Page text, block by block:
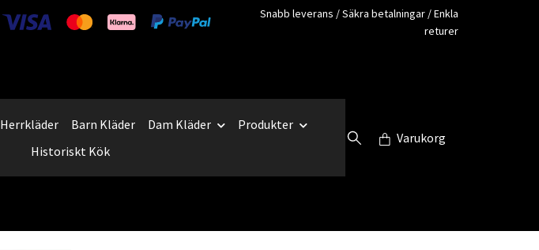
Snabb leverans / Säkra betalningar / Enkla
returer
Herrkläder Barn Kläder Dam Kläder
Produkter
Historiskt Kök
Varukorg